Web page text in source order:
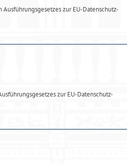
zur EU-Datenschutz-
zur EU-Datenschutz-